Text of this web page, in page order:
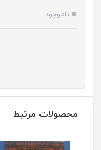
ناموجود
محصولات مرتبط